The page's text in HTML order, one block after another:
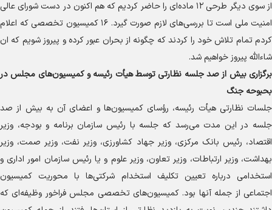
از سوی دیگر طرحی ۱۲ ماده‌ای را حاضر کردیم که هم اکنون در دست شورای عالی
امنیت ملی است تا بررسی‌های لازم صورت گیرد. ۱۶ کمیسیون تخصصی که اعلام
کردم تمام تلاش خود را کردند که چگونه از بحران عبور کرده و پیروز شویم که ان
شاءالله پیروز خواهیم شد.
برگزاری بیش از صد جلسه نظارتی توسط هیأت رئیسه و کمیسیون‌های مجلس در
بحبوحه جنگ
جلسات نظارتی هیأت رئیسه، رؤسای کمیسیون‌ها و اعضای آن به بیش از صد
جلسه در این مدت می‌رسد که جلسه با رئیس سازمان برنامه و بودجه، وزیر
اقتصاد، رئیس بانک مرکزی، وزیر جهاد کشاورزی، وزیر نفت، وزیر صمت، وزیر
بهداشت، وزیر ارتباطات، وزیر تعاون، وزیر علوم و یا رئیس سازمان امور اداری و
استخدامی درباره تعیین تکلیف استخدام شرکتی‌ها با محوریت کمیسیون
اجتماعی از جمله آنها بود. کمیسیون‌های تخصصی مجلس فراخور وظیفه‌ای که